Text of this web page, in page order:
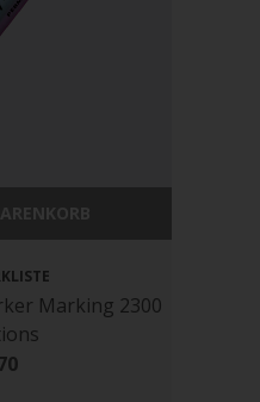
Marking 2300